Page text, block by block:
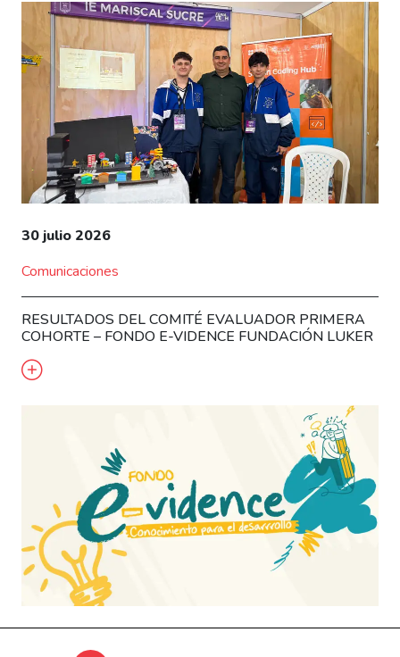
30 julio 2026
Comunicaciones
RESULTADOS DEL COMITÉ EVALUADOR PRIMERA
COHORTE – FONDO E-VIDENCE FUNDACIÓN LUKER